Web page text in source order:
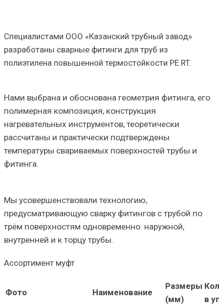
Специалистами ООО «Казанский трубный завод»
разработаны сварные фитинги для труб из
полиэтилена повышенной термостойкости PE RT.
Нами выбрана и обоснована геометрия фитинга, его
полимерная композиция, конструкция
нагревательных инструментов, теоретически
рассчитаны и практически подтверждены
температуры свариваемых поверхностей трубы и
фитинга.
Мы усовершенствовали технологию,
предусматривающую сварку фитингов с трубой по
трём поверхностям одновременно: наружной,
внутренней и к торцу трубы.
Ассортимент муфт
Фото Наименование
Размеры
(мм)
в